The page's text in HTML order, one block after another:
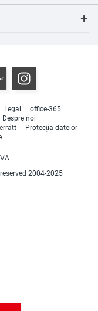
Legal
office-365
Despre noi
Protecția datelor
2004-2025